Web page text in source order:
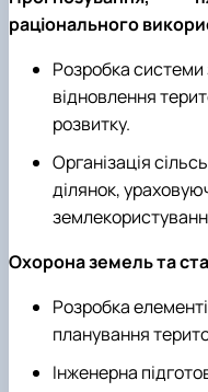
раціонального
Розробка системи
відновлення
розвитку.
Організація
ділянок,
Охорона земель та
Розробка
планування
Інженерна